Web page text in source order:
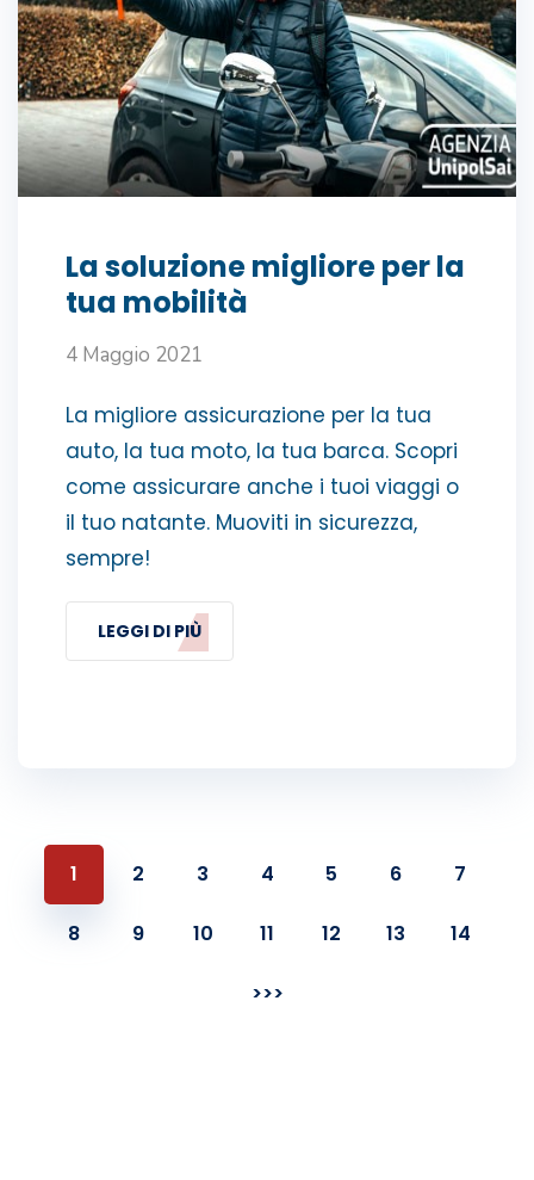
La soluzione migliore per la
tua mobilità
4 Maggio 2021
La migliore assicurazione per la tua
auto, la tua moto, la tua barca. Scopri
come assicurare anche i tuoi viaggi o
il tuo natante. Muoviti in sicurezza,
sempre!
LEGGI DI PIÙ
1 2 3 4 5 6 7
8 9 10 11 12 13 14
>>>